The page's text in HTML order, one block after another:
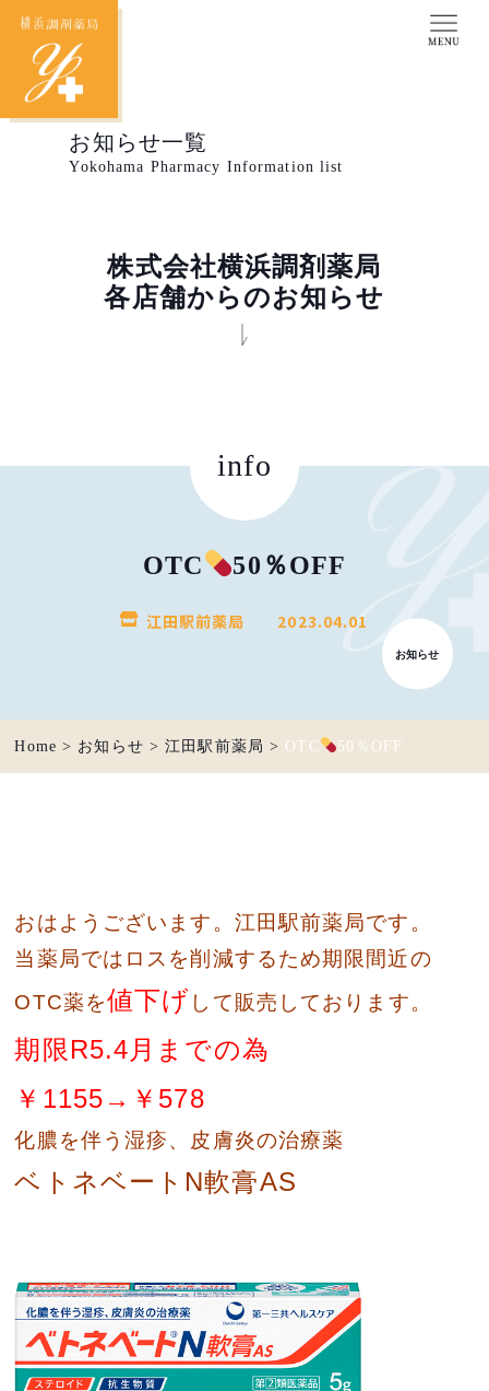
お知らせ一覧
Yokohama Pharmacy Information list
株式会社横浜調剤薬局
各店舗からのお知らせ
info
OTC 50％OFF
江田駅前薬局 2023.04.01
お知らせ
Home > お知らせ >江田駅前薬局 > OTC 50％OFF
おはようございます。江田駅前薬局です。
当薬局ではロスを削減するため期限間近の
OTC薬を値下げ して販売しております。
期限R5.4月までの為
￥1155→￥578
化膿を伴う湿疹、皮膚炎の治療薬
ベトネベートN軟膏AS